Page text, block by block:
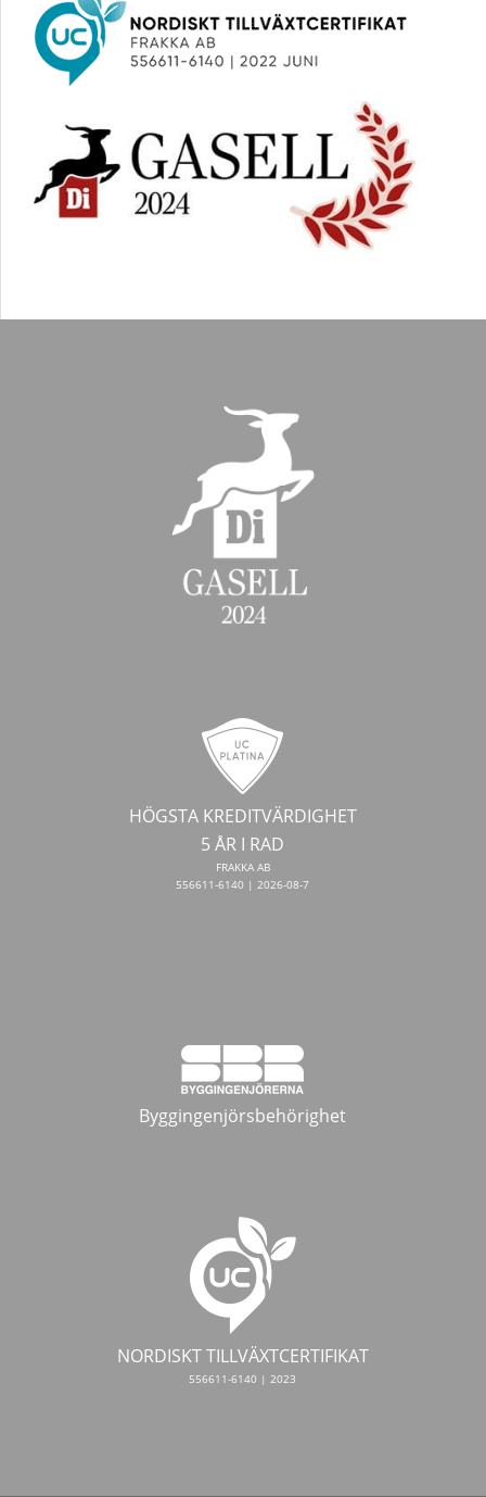
HÖGSTA KREDITVÄRDIGHET
5 ÅR I RAD
FRAKKA AB
556611-6140 | 2026-08-7
Byggingenjörsbehörighet
NORDISKT TILLVÄXTCERTIFIKAT
556611-6140 | 2023